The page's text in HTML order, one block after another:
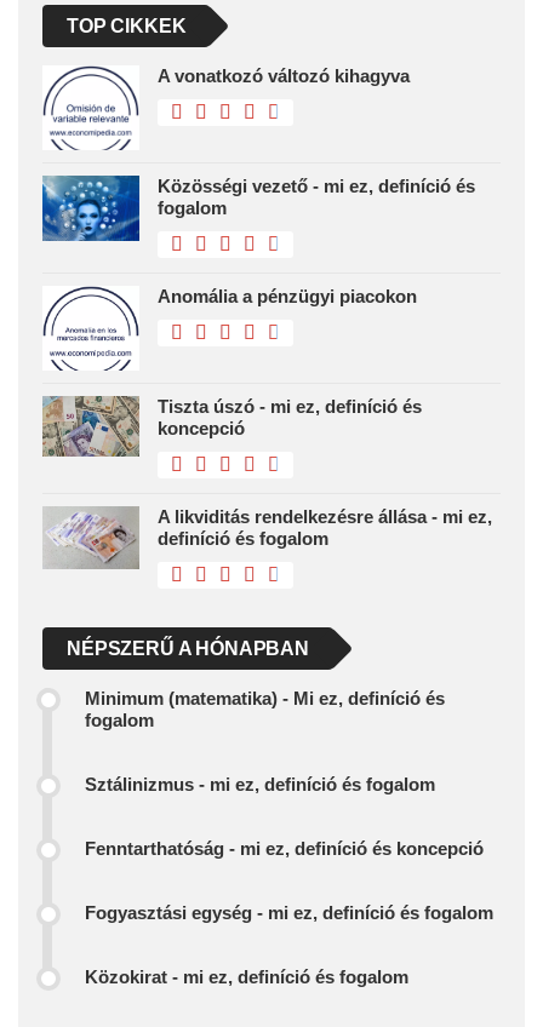
TOP CIKKEK
A vonatkozó változó kihagyva
Közösségi vezető - mi ez, definíció és
fogalom
Anomália a pénzügyi piacokon
Tiszta úszó - mi ez, definíció és
koncepció
A likviditás rendelkezésre állása - mi ez,
definíció és fogalom
NÉPSZERŰ A HÓNAPBAN
Minimum (matematika) - Mi ez, definíció és
fogalom
Sztálinizmus - mi ez, definíció és fogalom
Fenntarthatóság - mi ez, definíció és koncepció
Fogyasztási egység - mi ez, definíció és fogalom
Közokirat - mi ez, definíció és fogalom